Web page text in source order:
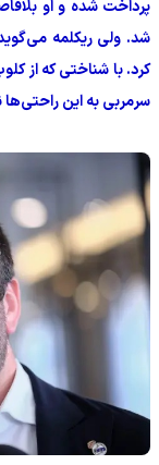
پرداخت شده و او
شد. ولی ریکلمه
کرد. با شناختی که از
سرمربی به این